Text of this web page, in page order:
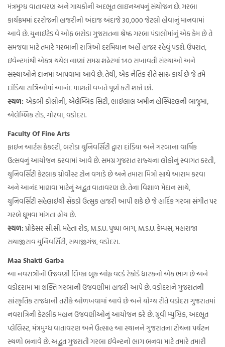
મંત્રમુગ્ધ વાતાવરણ અને ગાયકોની અદભૂત લાઇનઅપનું સંયોજન છે. ગરબા
કાર્યક્રમમાં દરરોજની હાજરીનો અંદાજ અંદાજે 30,000 જેટલો હોવાનું માનવામાં
આવે છે. યુનાઈટેડ વે ઓફ બરોડા ગુજરાતના શ્રેષ્ઠ ગરબા પંડાલોમાંનું એક કેમ છે તે
સમજવા માટે તમારે ગરબાની રાત્રિઓ દરમિયાન અહીં હાજર રહેવું પડશે. ઉપરાંત,
ઇવેન્ટમાંથી એકત્ર થયેલ નાણાં સમગ્ર શહેરમાં 140 સખાવતી સંસ્થાઓ અને
સંસ્થાઓને દાનમાં આપવામાં આવે છે. તેથી, એક નૈતિક રીતે સારું કાર્ય છે જે તમે
દાંડિયા રાત્રિઓમાં આનંદ માણતી વખતે પૂર્ણ કરી શકો છો.
સ્થળ: એફબી કોલોની, એલેમ્બિક સિટી, ભાઈલાલ અમીન હોસ્પિટલની બાજુમાં,
એલેમ્બિક રોડ, ગોરવા, વડોદરા.
Faculty Of Fine Arts
ફાઇન આર્ટસ ફેકલ્ટી, બરોડા યુનિવર્સિટી દ્વારા દાંડિયા અને ગરબાના વાર્ષિક
ઉત્સવનું આયોજન કરવામાં આવે છે. સમગ્ર ગુજરાત રાજ્યના લોકોનું સ્વાગત કરતી,
યુનિવર્સિટી કેટલાક ગ્રોવીસ્ટ ટોન વગાડે છે અને તમારા મિત્રો સાથે આરામ કરવા
અને આનંદ માણવા માટેનું અદ્ભુત વાતાવરણ છે. તેના વિશાળ મેદાન સાથે,
યુનિવર્સિટી સહેલાઈથી સેંકડો ઉત્સુક હાજરી આપી શકે છે જે હાર્દિક ગરબા સંગીત પર
ગરબે ઘૂમવા માંગતા હોય છે.
સ્થળ:પ્રોફેસર સી.સી. મહેતા રોડ, M.S.U. પુષ્પા બાગ, M.S.U. કેમ્પસ, મહારાજા
સયાજીરાવ યુનિવર્સિટી, સયાજીગંજ, વડોદરા.
Maa Shakti Garba
આ નવરાત્રીની ઉજવણી લિમ્કા બુક ઓફ વર્લ્ડ રેકોર્ડ ધારકનો એક ભાગ છે અને
વડોદરામાં મા શક્તિ ગરબાની ઉજવણીમાં હાજરી આપે છે. વડોદરાને ગુજરાતની
સાંસ્કૃતિક રાજધાની તરીકે ઓળખવામાં આવે છે અને યોગ્ય રીતે વડોદરા ગુજરાતમાં
નવરાત્રિની કેટલીક મહાન ઉજવણીઓનું આયોજન કરે છે. ગ્રૂવી મ્યુઝિક, અદભૂત
પ્લેલિસ્ટ, મંત્રમુગ્ધ વાતાવરણ અને ઉત્સાહ આ સ્થાનને ગુજરાતના ટોચના પર્યટન
સ્થળો બનાવે છે. અદ્ભુત ગુજરાતી ગરબા ઈવેન્ટનો ભાગ બનવા માટે તમારે તમારી